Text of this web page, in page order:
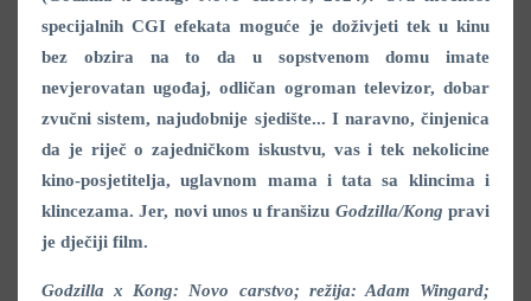
specijalnih CGI efekata moguće je doživjeti tek u kinu
bez obzira na to da u sopstvenom domu imate
nevjerovatan ugođaj, odličan ogroman televizor, dobar
zvučni sistem, najudobnije sjedište... I naravno, činjenica
da je riječ o zajedničkom iskustvu, vas i tek nekolicine
kino-posjetitelja, uglavnom mama i tata sa klincima i
klincezama. Jer, novi unos u franšizu Godzilla/Kong pravi
je dječiji film.
Godzilla x Kong: Novo carstvo; režija: Adam Wingard;